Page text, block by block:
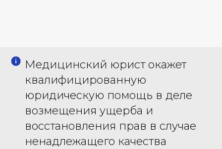
Медицинский юрист окажет
квалифицированную
юридическую помощь в деле
возмещения ущерба и
восстановления прав в случае
ненадлежащего качества